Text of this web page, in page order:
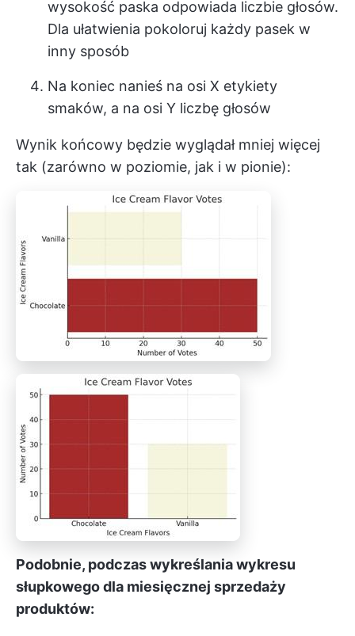
wysokość paska odpowiada liczbie głosów.
Dla ułatwienia pokoloruj każdy pasek w
inny sposób
Na koniec nanieś na osi X etykiety
smaków, a na osi Y liczbę głosów
Wynik końcowy będzie wyglądał mniej więcej
tak (zarówno w poziomie, jak i w pionie):
Podobnie, podczas wykreślania wykresu
słupkowego dla miesięcznej sprzedaży
produktów: